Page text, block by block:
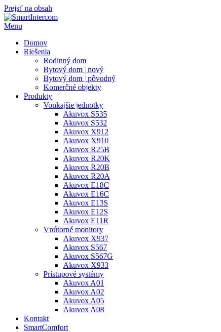
Prejsť na obsah
Menu
Domov
Riešenia
Rodinný dom
Bytový dom | nový
Bytový dom | pôvodný
Komerčné objekty
Produkty
Vonkajšie jednotky
Akuvox S535
Akuvox S532
Akuvox X912
Akuvox X910
Akuvox R25B
Akuvox R20K
Akuvox R20B
Akuvox R20A
Akuvox E18C
Akuvox E16C
Akuvox E13S
Akuvox E12S
Akuvox E11R
Vnútorné monitory
Akuvox X937
Akuvox S567
Akuvox S567G
Akuvox X933
Prístupové systémy
Akuvox A01
Akuvox A02
Akuvox A05
Akuvox A08
Kontakt
SmartComfort